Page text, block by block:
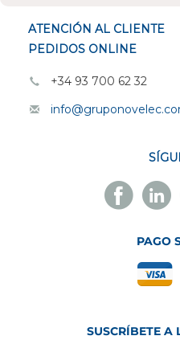
ATENCIÓN AL CLIENTE
PEDIDOS ONLINE
+34 93 700 62 32
PAGO
SUSCRÍBETE A